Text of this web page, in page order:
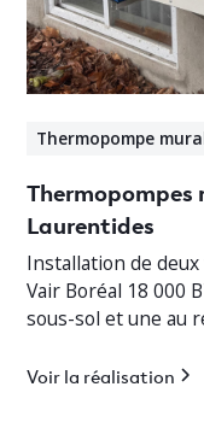
Thermopompe
Thermopompes
Laurentides
Installation de
Vair Boréal 18 000
sous-sol et une au
Voir la réalisation